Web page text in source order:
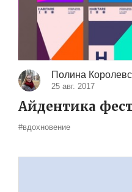
Полина
25 авг. 2017
Айдентика
#вдохновение